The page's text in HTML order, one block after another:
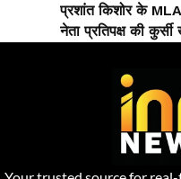
प्रशांत किशोर के
नेता प्रतिपक्ष की